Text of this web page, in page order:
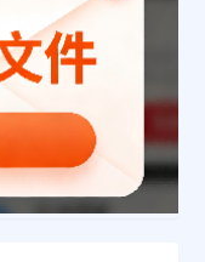
商 ဆ